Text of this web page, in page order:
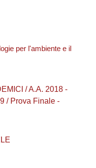
per l'ambiente e il
/ A.A. 2018 -
/ Prova Finale -